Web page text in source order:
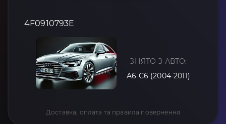
4F0910793E
ЗНЯТО З АВТО:
A6 C6 (2004-2011)
Доставка, оплата та правила повернення